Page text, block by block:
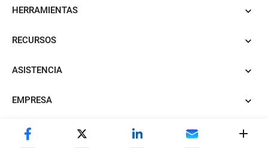
HERRAMIENTAS
RECURSOS
ASISTENCIA
EMPRESA